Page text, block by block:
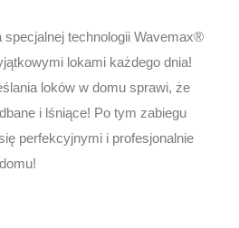
specjalnej technologii Wavemax®
lokami każdego dnia!
loków w domu sprawi, że
i lśniące! Po tym zabiegu
perfekcyjnymi i profesjonalnie